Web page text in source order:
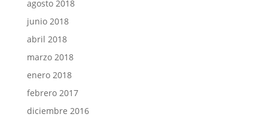
agosto 2018
junio 2018
abril 2018
marzo 2018
enero 2018
febrero 2017
diciembre 2016